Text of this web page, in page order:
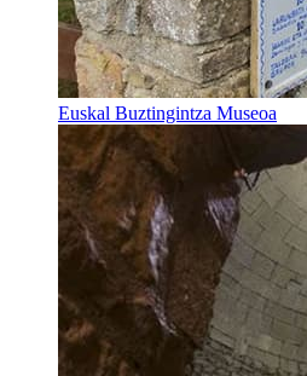
Euskal Buztingintza Museoa